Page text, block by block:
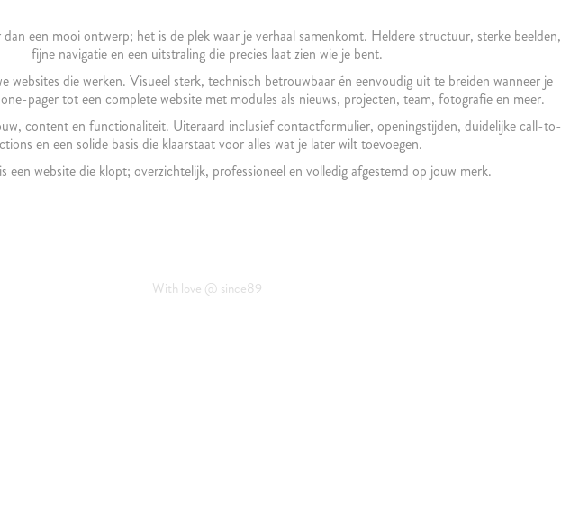
dan een mooi ontwerp; het is de plek waar je verhaal samenkomt. Heldere structuur, sterke beelden,
fijne navigatie en een uitstraling die precies laat zien wie je bent.
websites die werken. Visueel sterk, technisch betrouwbaar én eenvoudig uit te breiden wanneer je
pager tot een complete website met modules als nieuws, projecten, team, fotografie en meer.
content en functionaliteit. Uiteraard inclusief contactformulier, openingstijden, duidelijke call-to-
en een solide basis die klaarstaat voor alles wat je later wilt toevoegen.
een website die klopt; overzichtelijk, professioneel en volledig afgestemd op jouw merk.
With love @ since89